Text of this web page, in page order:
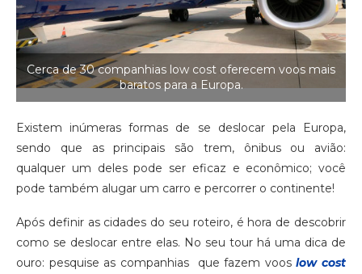
Cerca de 30 companhias low cost oferecem voos mais
baratos para a Europa.
Existem inúmeras formas de se deslocar pela Europa,
sendo que as principais são trem, ônibus ou avião:
qualquer um deles pode ser eficaz e econômico; você
pode também alugar um carro e percorrer o continente!
Após definir as cidades do seu roteiro, é hora de descobrir
como se deslocar entre elas. No seu tour há uma dica de
ouro: pesquise as companhias que fazem vooslow cost